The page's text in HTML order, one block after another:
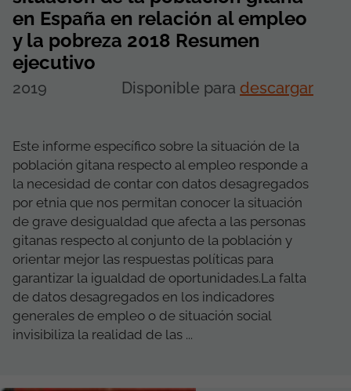
en España en relación al empleo
y la pobreza 2018 Resumen
ejecutivo
2019 Disponible para descargar
Este informe específico sobre la situación de la
población gitana respecto al empleo responde a
la necesidad de contar con datos desagregados
por etnia que nos permitan conocer la situación
de grave desigualdad que afecta a las personas
gitanas respecto al conjunto de la población y
orientar mejor las respuestas políticas para
garantizar la igualdad de oportunidades.La falta
de datos desagregados en los indicadores
generales de empleo o de situación social
invisibiliza la realidad de las ...